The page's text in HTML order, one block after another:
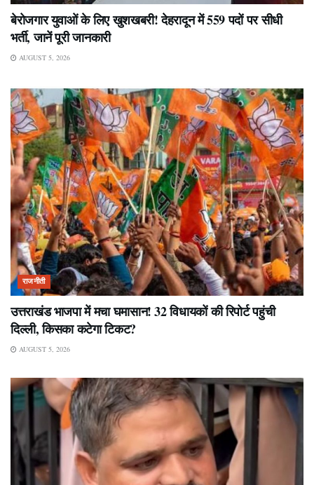
बेरोजगार युवाओं के लिए खुशखबरी! देहरादून में 559 पदों पर सीधी
भर्ती, जानें पूरी जानकारी
AUGUST 5, 2026
राजनीती
उत्तराखंड भाजपा में मचा घमासान! 32 विधायकों की रिपोर्ट पहुंची
दिल्ली, किसका कटेगा टिकट?
AUGUST 5, 2026